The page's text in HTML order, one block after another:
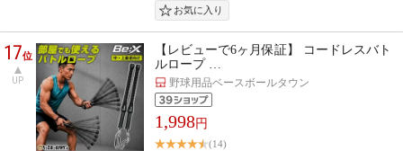
17位
UP
【レビューで6ヶ月保証】 コードレスバト
ルロープ …
野球用品ベースボールタウン
1,998円
(14)